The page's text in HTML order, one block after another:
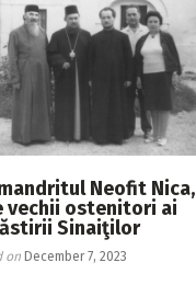
Neofit Nica,
vechii ostenitori ai
Sinaiţilor
on December 7, 2023